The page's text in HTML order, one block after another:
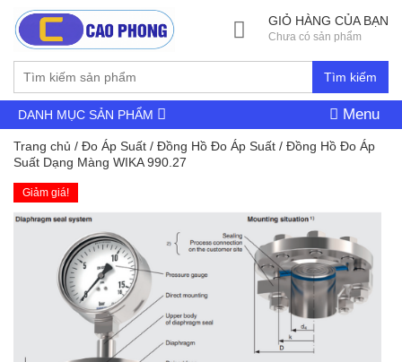
Tìm kiếm
GIỎ HÀNG CỦA BẠN
Chưa có sản phẩm
DANH MỤC SẢN PHẨM Menu
Trang chủ / Đo Áp Suất / Đồng Hồ Đo Áp Suất / Đồng Hồ Đo Áp
Suất Dạng Màng WIKA 990.27
Giảm giá!